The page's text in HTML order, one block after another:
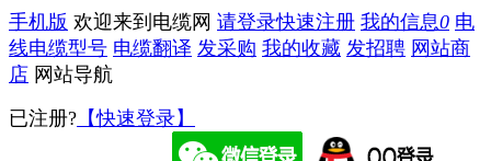
手机版 欢迎来到电缆网 请登录快速注册 我的信息0 电
线电缆型号 电缆翻译 发采购 我的收藏 发招聘 网站商
店 网站导航
已注册? 【快速登录】